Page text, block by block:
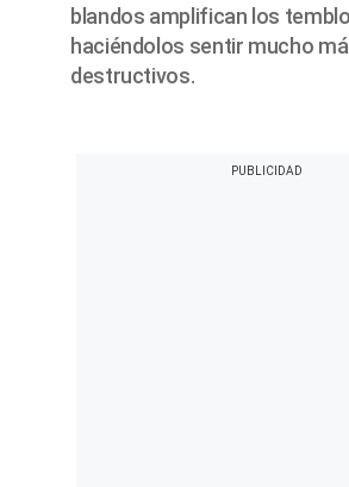
blandos amplifican los
haciéndolos sentir mucho
destructivos.